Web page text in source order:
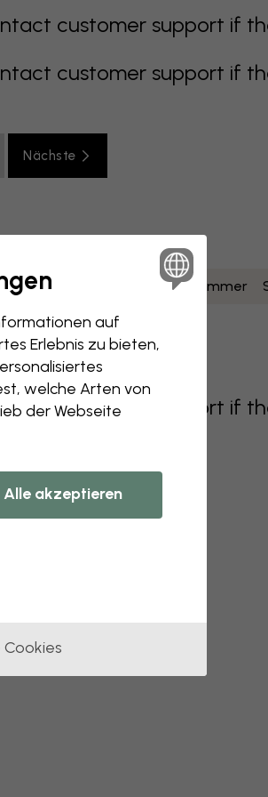
customer support if
customer support if
Nächste
türkis Badezimmer
customer support if
auf
Erlebnis zu bieten,
welche Arten von
der Webseite
Alle akzeptieren